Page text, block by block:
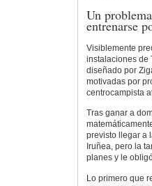
Un
entrenarse
Visiblemente
instalaciones de
diseñado por
motivadas por
centrocampista
Tras ganar a
previsto llegar a
Iruñea, pero la
planes y le
Lo primero que